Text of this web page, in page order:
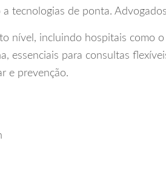
tecnologias de ponta.
nível, incluindo hospitais como
essenciais para consultas
e prevenção.